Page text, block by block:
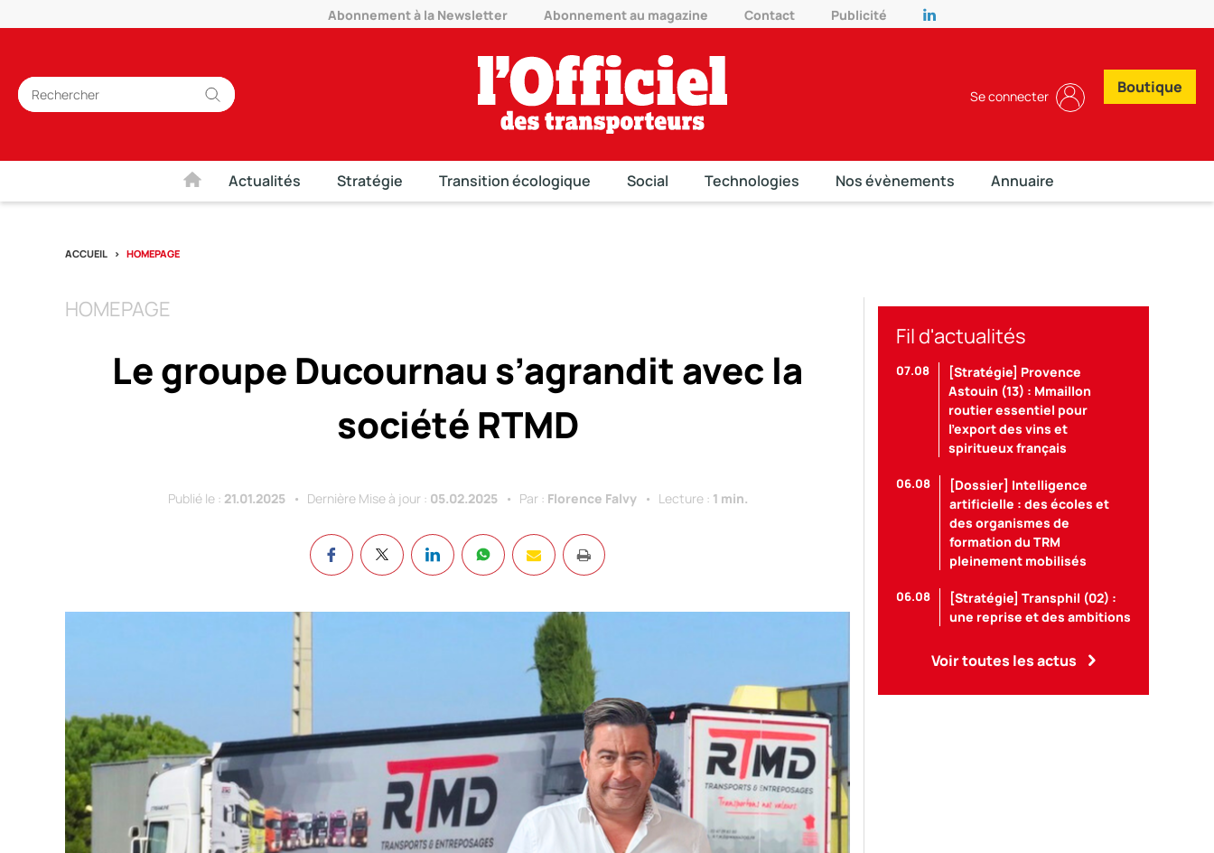
Abonnement à la Newsletter Abonnement au magazine Contact Publicité
Se connecter Boutique
Actualités Stratégie Transition écologique Social Technologies Nos évènements Annuaire
ACCUEIL HOMEPAGE
HOMEPAGE
Le groupe Ducournau s’agrandit avec la
société RTMD
Publié le : 21.01.2025 Dernière Mise à jour : 05.02.2025 Par : Florence Falvy Lecture : 1 min.
Fil d'actualités
07.08
[Stratégie] Provence
Astouin (13) : Mmaillon
routier essentiel pour
l’export des vins et
spiritueux français
06.08
[Dossier] Intelligence
artificielle : des écoles et
des organismes de
formation du TRM
pleinement mobilisés
06.08
[Stratégie] Transphil (02) :
une reprise et des ambitions
Voir toutes les actus